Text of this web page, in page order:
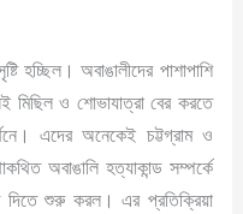
হচ্ছিল। অবাঙালীদের পাশাপাশি
মিছিল ও শোভাযাত্রা বের করতে
এদের অনেকেই চট্টগ্রাম ও
অবাঙালি হত্যাকান্ড সম্পর্কে
দিতে শুরু করল। এর প্রতিক্রিয়া